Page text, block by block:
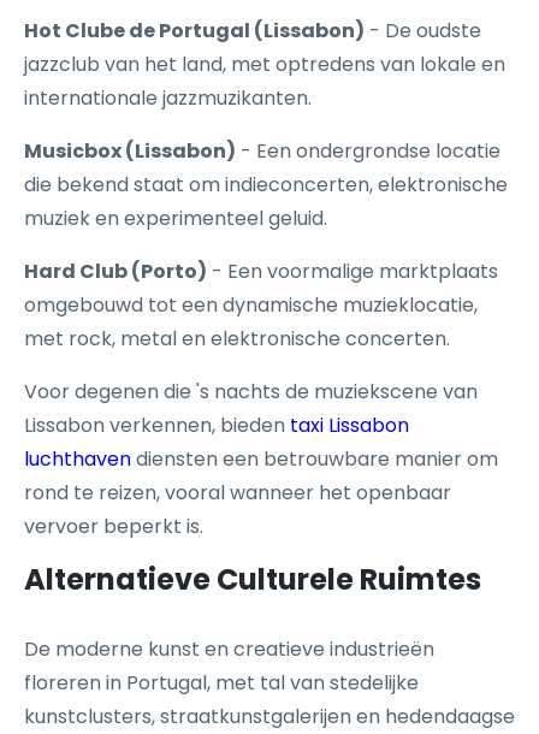
Hot Clube de Portugal (Lissabon) - De oudste
jazzclub van het land, met optredens van lokale en
internationale jazzmuzikanten.
Musicbox (Lissabon) - Een ondergrondse locatie
die bekend staat om indieconcerten, elektronische
muziek en experimenteel geluid.
Hard Club (Porto) - Een voormalige marktplaats
omgebouwd tot een dynamische muzieklocatie,
met rock, metal en elektronische concerten.
Voor degenen die 's nachts de muziekscene van
Lissabon verkennen, bieden taxi Lissabon
luchthavendiensten een betrouwbare manier om
rond te reizen, vooral wanneer het openbaar
vervoer beperkt is.
Alternatieve Culturele Ruimtes
De moderne kunst en creatieve industrieën
floreren in Portugal, met tal van stedelijke
kunstclusters, straatkunstgalerijen en hedendaagse